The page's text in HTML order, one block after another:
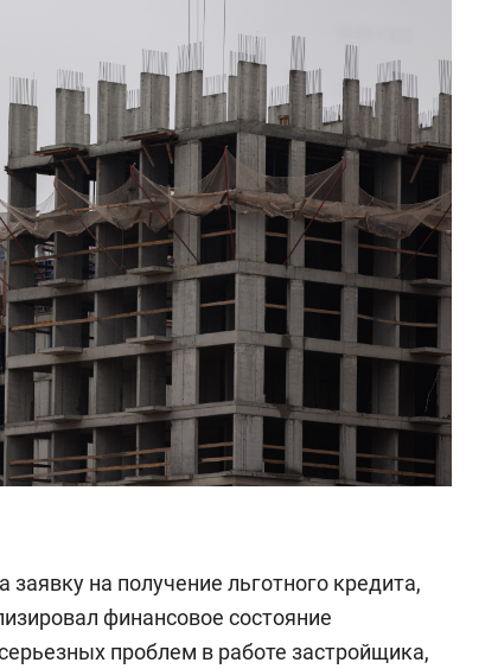
на получение льготного кредита,
финансовое состояние
проблем в работе застройщика,
антихрупких команд